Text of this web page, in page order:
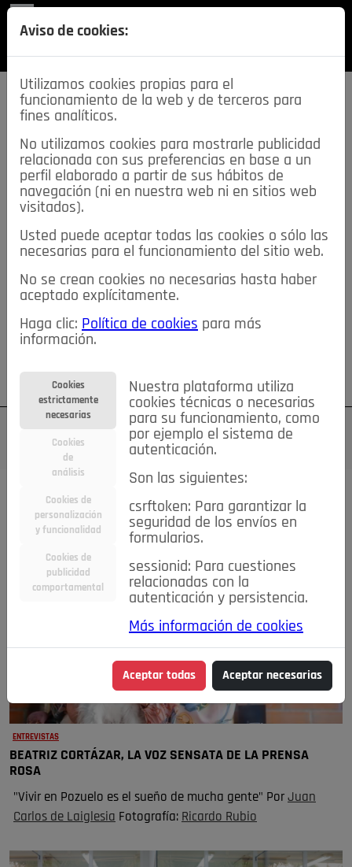
SECCIONES
descarga esta
REVISTA
≡NOTICIAS
NOTICIAS SERVICIOS DE INTERÉS
TABLÓN DE ANUNCIOS MIS ANUNCIOS CONTACTO
NOSOTROS
Su cuenta Regístrese ¿Olvidó su contraseña?
ENTREVISTAS
BEATRIZ CORTÁZAR, LA VOZ SENSATA DE LA PRENSA
ROSA
"Vivir en Pozuelo es el sueño de mucha gente" Por Juan
Carlos de Laiglesia Fotografía: Ricardo Rubio
Aviso de cookies:
Utilizamos cookies propias para el
funcionamiento de la web y de terceros para
fines analíticos.
No utilizamos cookies para mostrarle publicidad
relacionada con sus preferencias en base a un
perfil elaborado a partir de sus hábitos de
navegación (ni en nuestra web ni en sitios web
visitados).
Usted puede aceptar todas las cookies o sólo las
necesarias para el funcionamiento del sitio web.
No se crean cookies no necesarias hasta haber
aceptado explícitamente.
Haga clic: Política de cookies para más
información.
Cookies
estrictamente
necesarias
Cookies
de
análisis
Cookies de
personalización
y funcionalidad
Cookies de
publicidad
comportamental
Nuestra plataforma utiliza
cookies técnicas o necesarias
para su funcionamiento, como
por ejemplo el sistema de
autenticación.
Son las siguientes:
csrftoken: Para garantizar la
seguridad de los envíos en
formularios.
sessionid: Para cuestiones
relacionadas con la
autenticación y persistencia.
Más información de cookies
Aceptar todas Aceptar necesarias